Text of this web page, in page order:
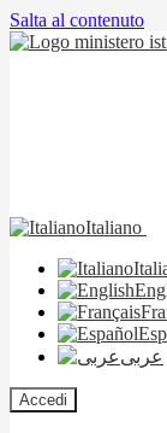
Salta al contenuto
Italiano
عربى
Accedi